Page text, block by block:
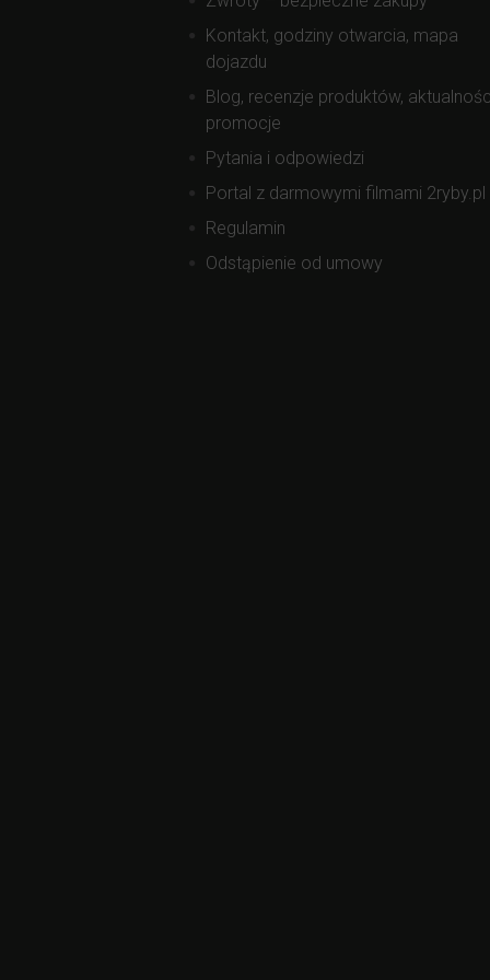
Kontakt, godziny otwarcia, mapa
dojazdu
Blog, recenzje produktów,
promocje
Pytania i odpowiedzi
Portal z darmowymi filmami 2ryby.pl
Regulamin
Odstąpienie od umowy